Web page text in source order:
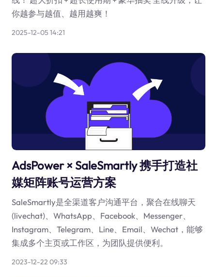
你越参与越值、越用越爽！
2025-12-05 14:21
AdsPower × SaleSmartly 携手打造社
媒矩阵账号运营方案
SaleSmartly是全渠道客户沟通平台，聚合在线聊天
(livechat)、WhatsApp、Facebook、Messenger、
Instagram、Telegram、Line、Email、Wechat，能够
集成多个主页或工作区，为团队提供便利。
2023-12-22 09:33